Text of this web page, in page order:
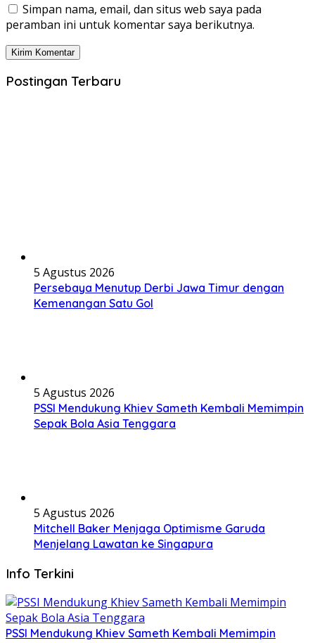
Simpan nama, email, dan situs web saya pada
peramban ini untuk komentar saya berikutnya.
Postingan Terbaru
5 Agustus 2026
Persebaya Menutup Derbi Jawa Timur dengan
Kemenangan Satu Gol
5 Agustus 2026
PSSI Mendukung Khiev Sameth Kembali Memimpin
Sepak Bola Asia Tenggara
5 Agustus 2026
Mitchell Baker Menjaga Optimisme Garuda
Menjelang Lawatan ke Singapura
Info Terkini
PSSI Mendukung Khiev Sameth Kembali Memimpin